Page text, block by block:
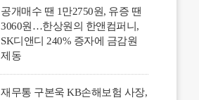
공개매수 땐 1만2750원, 유증 땐
3060원…한상원의 한앤컴퍼니,
SK디앤디 240% 증자에 금감원
제동
재무통 구본욱 KB손해보험 사장,